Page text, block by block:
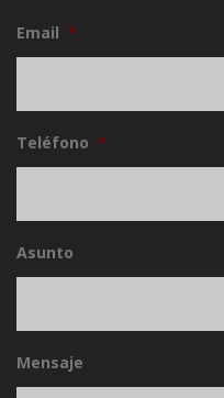
Email *
Teléfono *
Asunto
Mensaje